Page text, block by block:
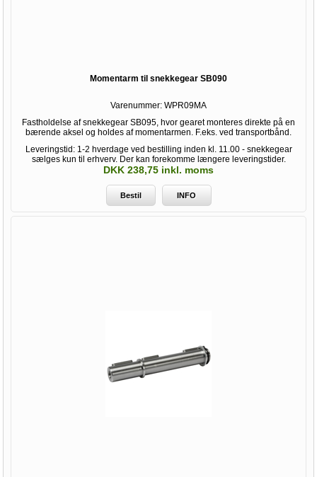
Momentarm til snekkegear SB090
Varenummer: WPR09MA
Fastholdelse af snekkegear SB095, hvor gearet monteres direkte på en
bærende aksel og holdes af momentarmen. F.eks. ved transportbånd.
Leveringstid: 1-2 hverdage ved bestilling inden kl. 11.00 - snekkegear
sælges kun til erhverv. Der kan forekomme længere leveringstider.
DKK 238,75 inkl. moms
Bestil INFO